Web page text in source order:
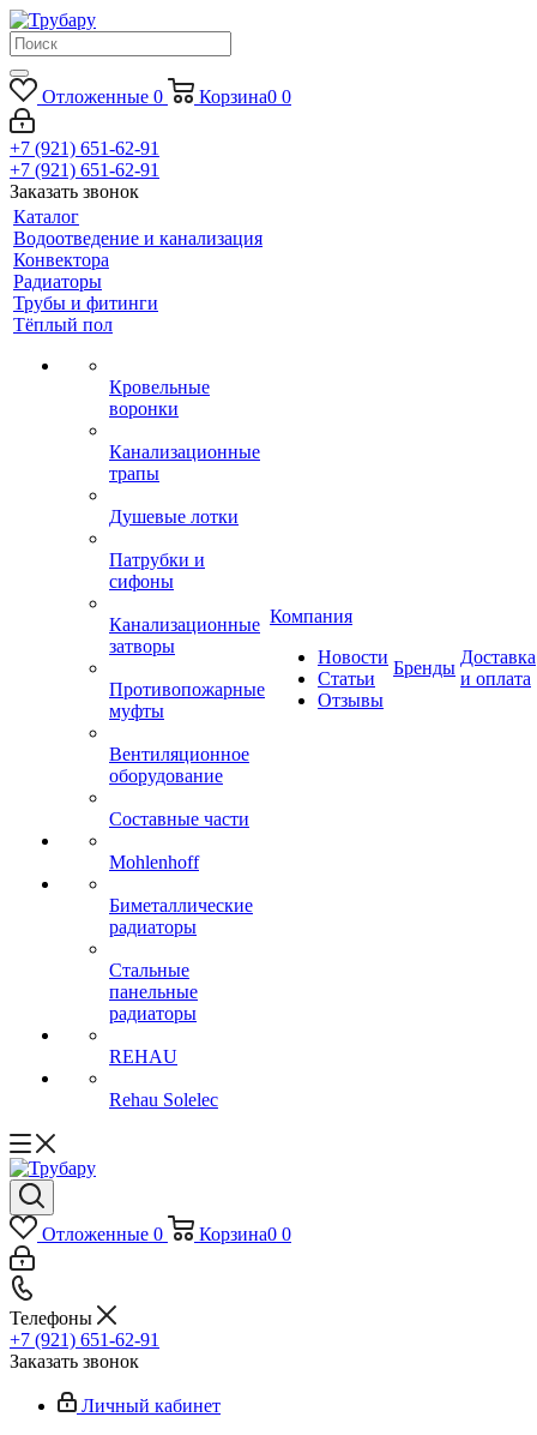
Отложенные 0 Корзина0 0
+7 (921) 651-62-91
+7 (921) 651-62-91
Заказать звонок
Каталог
Водоотведение и канализация
Конвектора
Радиаторы
Трубы и фитинги
Тёплый пол
Кровельные
воронки
Канализационные
трапы
Душевые лотки
Патрубки и
сифоны
Канализационные
затворы
Противопожарные
муфты
Вентиляционное
оборудование
Составные части
Mohlenhoff
Биметаллические
радиаторы
Стальные
панельные
радиаторы
REHAU
Rehau Solelec
Компания
Новости
Статьи
Отзывы
Бренды
Доставка
и оплата
Отложенные 0 Корзина0 0
Телефоны
+7 (921) 651-62-91
Заказать звонок
Личный кабинет